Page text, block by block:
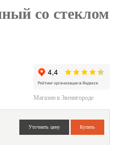
со стеклом
Магазин в Звенигороде